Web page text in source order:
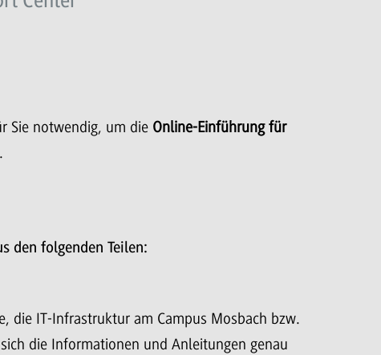
Sie notwendig, um die Online-Einführung für
den folgenden Teilen:
die IT-Infrastruktur am Campus Mosbach bzw.
die Informationen und Anleitungen genau